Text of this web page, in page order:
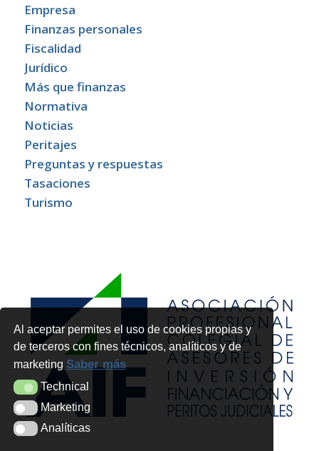
Al aceptar permites el uso de cookies propias y
de terceros con fines técnicos, analíticos y de
marketingSaber más
TechnicalTechnical
MarketingMarketing
AnalíticasAnalíticas
Empresa
Finanzas personales
Fiscalidad
Jurídico
Más que finanzas
Normativa
Noticias
Peritajes
Preguntas y respuestas
Tasaciones
Turismo